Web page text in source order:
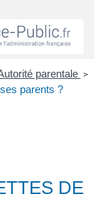
parentale >
parents ?
DE